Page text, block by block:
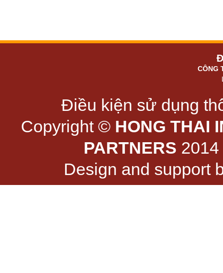
CÔNG
Điều kiện sử dụng
Copyright © HONG THAI
PARTNERS
Design and support